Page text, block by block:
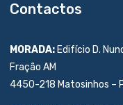
Contactos
MORADA:Edifício D.
Fração AM
4450-218 Matosinhos –